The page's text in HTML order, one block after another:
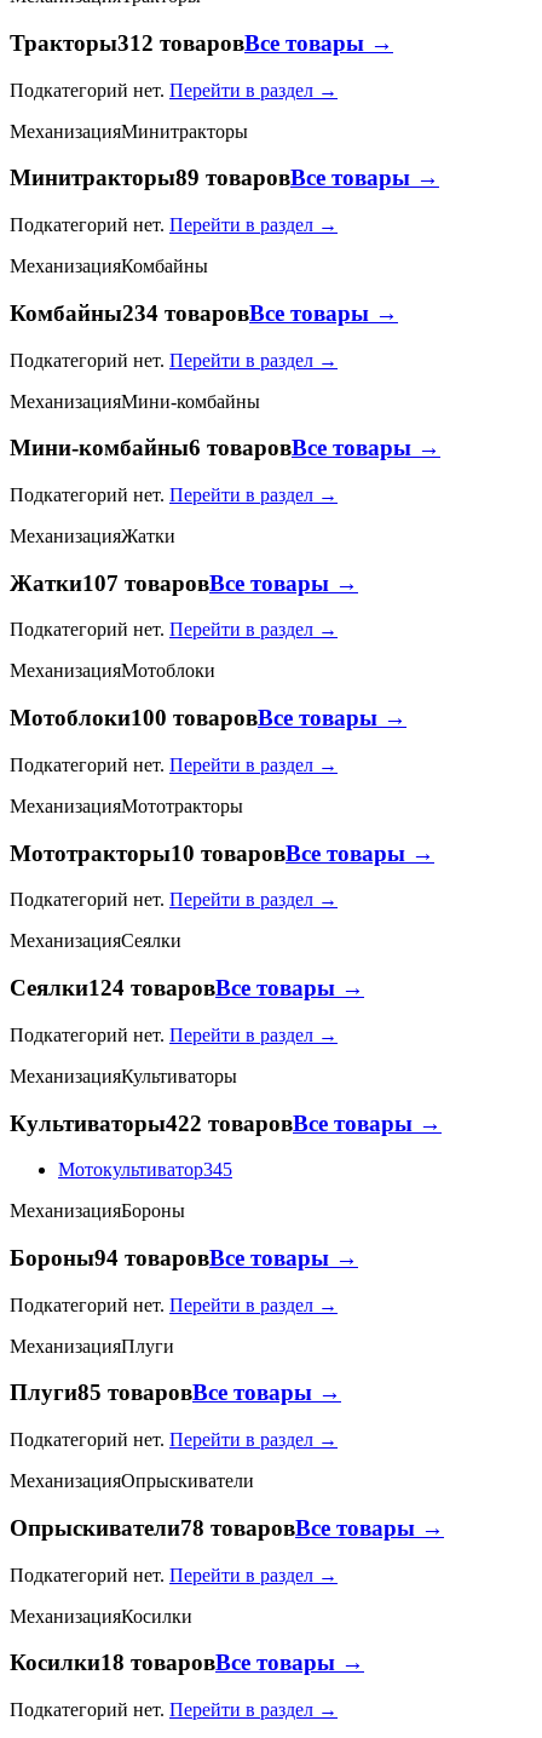
Тракторы312 товаровВсе товары →
Подкатегорий нет. Перейти в раздел →
МеханизацияМинитракторы
Минитракторы89 товаровВсе товары →
Подкатегорий нет. Перейти в раздел →
МеханизацияКомбайны
Комбайны234 товаровВсе товары →
Подкатегорий нет. Перейти в раздел →
МеханизацияМини-комбайны
Мини-комбайны6 товаровВсе товары →
Подкатегорий нет. Перейти в раздел →
МеханизацияЖатки
Жатки107 товаровВсе товары →
Подкатегорий нет. Перейти в раздел →
МеханизацияМотоблоки
Мотоблоки100 товаровВсе товары →
Подкатегорий нет. Перейти в раздел →
МеханизацияМототракторы
Мототракторы10 товаровВсе товары →
Подкатегорий нет. Перейти в раздел →
МеханизацияСеялки
Сеялки124 товаровВсе товары →
Подкатегорий нет. Перейти в раздел →
МеханизацияКультиваторы
Культиваторы422 товаровВсе товары →
Мотокультиватор345
МеханизацияБороны
Бороны94 товаровВсе товары →
Подкатегорий нет. Перейти в раздел →
МеханизацияПлуги
Плуги85 товаровВсе товары →
Подкатегорий нет. Перейти в раздел →
МеханизацияОпрыскиватели
Опрыскиватели78 товаровВсе товары →
Подкатегорий нет. Перейти в раздел →
МеханизацияКосилки
Косилки18 товаровВсе товары →
Подкатегорий нет. Перейти в раздел →